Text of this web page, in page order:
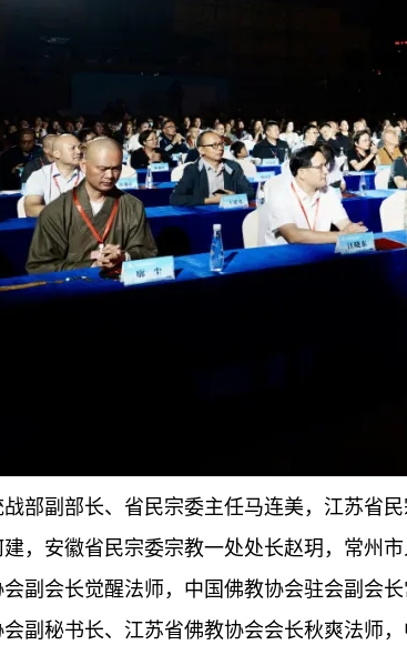
部副部长、省民宗委主任马连美，江苏省
，安徽省民宗委宗教一处处长赵玥，常州
副会长觉醒法师，中国佛教协会驻会副会
副秘书长、江苏省佛教协会会长秋爽法师